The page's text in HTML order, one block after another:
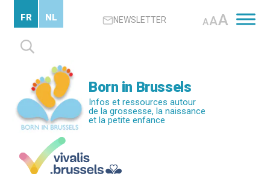
contenu
principal
NEWSLETTER AAA
Rechercher :
FR NL
Born in Brussels
Infos et ressources autour
de la grossesse, la naissance
et la petite enfance